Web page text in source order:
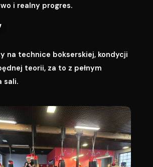
i realny progres.
na technice bokserskiej, kondycji
teorii, za to z pełnym
sali.